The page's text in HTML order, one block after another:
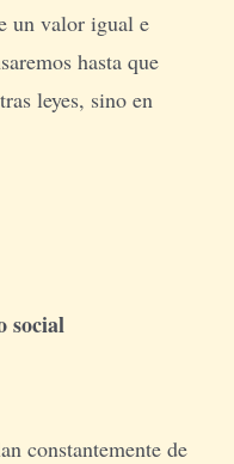
un valor igual e
hasta que
leyes, sino en
social
constantemente de